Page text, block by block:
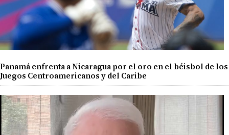
Panamá enfrenta a Nicaragua por el oro en el béisbol de los
Juegos Centroamericanos y del Caribe